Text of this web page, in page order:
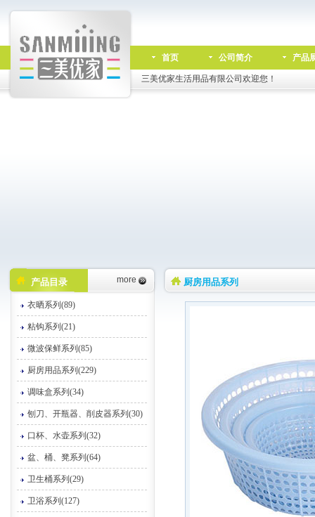
首页 公司简介 产品
三美优家生活用品有限公司欢迎您！
产品目录 more
衣晒系列(89)
粘钩系列(21)
微波保鲜系列(85)
厨房用品系列(229)
调味盒系列(34)
刨刀、开瓶器、削皮器系列(30)
口杯、水壶系列(32)
盆、桶、凳系列(64)
卫生桶系列(29)
卫浴系列(127)
厨房用品系列